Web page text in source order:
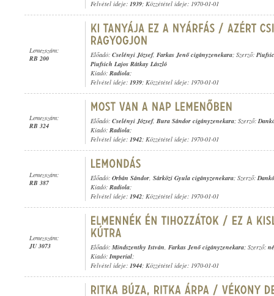
Felvétel ideje: 1939; Közzététel ideje: 1970-01-01
Lemezszám:
RB 200
Előadó: Cselényi József, Farkas Jenő cigányzenekara; Szerző:
Piufsich Lajos Rátkay László
Kiadó: Radiola;
Felvétel ideje: 1939; Közzététel ideje: 1970-01-01
Lemezszám:
RB 324
Előadó: Cselényi József, Bura Sándor cigányzenekara; Szerző:
Kiadó: Radiola;
Felvétel ideje: 1942; Közzététel ideje: 1970-01-01
Lemezszám:
RB 387
Előadó: Orbán Sándor, Sárközi Gyula cigányzenekara; Szerző:
Kiadó: Radiola;
Felvétel ideje: 1942; Közzététel ideje: 1970-01-01
Lemezszám:
JU 3073
Előadó: Mindszenthy István, Farkas Jenő cigányzenekara; Szerző:
Kiadó: Imperial;
Felvétel ideje: 1944; Közzététel ideje: 1970-01-01